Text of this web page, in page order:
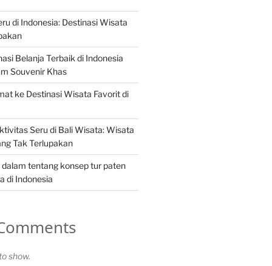
di Indonesia: Destinasi Wisata
Belanja Terbaik di Indonesia
Souvenir Khas
ke Destinasi Wisata Favorit di
Seru di Bali Wisata: Wisata
Tak Terlupakan
dalam tentang konsep tur paten
di Indonesia
show.